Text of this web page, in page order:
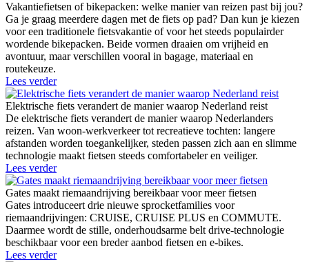
Vakantiefietsen of bikepacken: welke manier van reizen past bij jou?
Ga je graag meerdere dagen met de fiets op pad? Dan kun je kiezen
voor een traditionele fietsvakantie of voor het steeds populairder
wordende bikepacken. Beide vormen draaien om vrijheid en
avontuur, maar verschillen vooral in bagage, materiaal en
routekeuze.
Lees verder
Elektrische fiets verandert de manier waarop Nederland reist
De elektrische fiets verandert de manier waarop Nederlanders
reizen. Van woon-werkverkeer tot recreatieve tochten: langere
afstanden worden toegankelijker, steden passen zich aan en slimme
technologie maakt fietsen steeds comfortabeler en veiliger.
Lees verder
Gates maakt riemaandrijving bereikbaar voor meer fietsen
Gates introduceert drie nieuwe sprocketfamilies voor
riemaandrijvingen: CRUISE, CRUISE PLUS en COMMUTE.
Daarmee wordt de stille, onderhoudsarme belt drive-technologie
beschikbaar voor een breder aanbod fietsen en e-bikes.
Lees verder